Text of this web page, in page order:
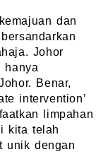
dan
Johor
hanya
Benar,
intervention’
limpahan
kita telah
unik dengan